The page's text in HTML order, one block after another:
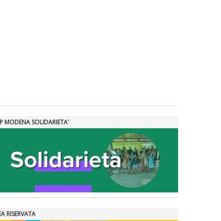
MODENA SOLIDARIETA'
RISERVATA